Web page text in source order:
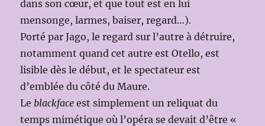
dans son cœur, et que tout est en lui
mensonge, larmes, baiser, regard…).
Porté par Jago, le regard sur l’autre à détruire,
notamment quand cet autre est Otello, est
lisible dès le début, et le spectateur est
d’emblée du côté du Maure.
Le blackface est simplement un reliquat du
temps mimétique où l’opéra se devait d’être «